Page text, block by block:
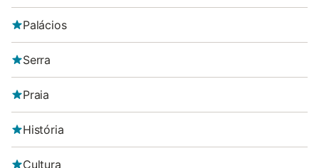
Palácios
Serra
Praia
História
Cultura